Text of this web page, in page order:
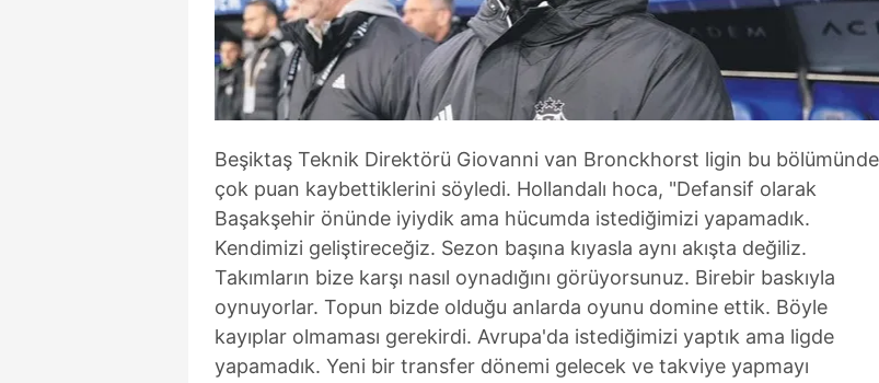
Beşiktaş Teknik Direktörü Giovanni van Bronckhorst ligin bu bölümünde
çok puan kaybettiklerini söyledi. Hollandalı hoca, "Defansif olarak
Başakşehir önünde iyiydik ama hücumda istediğimizi yapamadık.
Kendimizi geliştireceğiz. Sezon başına kıyasla aynı akışta değiliz.
Takımların bize karşı nasıl oynadığını görüyorsunuz. Birebir baskıyla
oynuyorlar. Topun bizde olduğu anlarda oyunu domine ettik. Böyle
kayıplar olmaması gerekirdi. Avrupa'da istediğimizi yaptık ama ligde
yapamadık. Yeni bir transfer dönemi gelecek ve takviye yapmayı